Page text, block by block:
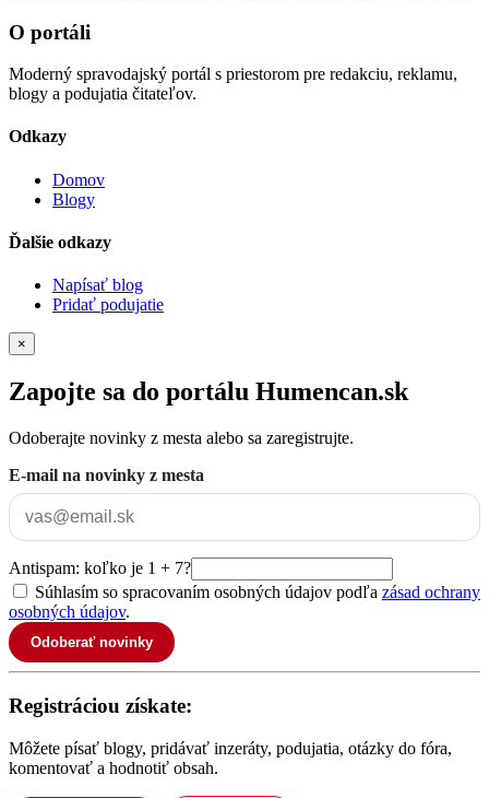
O portáli
Moderný spravodajský portál s priestorom pre redakciu, reklamu,
blogy a podujatia čitateľov.
Odkazy
Domov
Blogy
Ďalšie odkazy
Napísať blog
Pridať podujatie
×
Zapojte sa do portálu Humencan.sk
Odoberajte novinky z mesta alebo sa zaregistrujte.
E-mail na novinky z mesta
Antispam: koľko je 1 + 7?
Súhlasím so spracovaním osobných údajov podľa zásad ochrany
osobných údajov.
Odoberať novinky
Registráciou získate:
Môžete písať blogy, pridávať inzeráty, podujatia, otázky do fóra,
komentovať a hodnotiť obsah.